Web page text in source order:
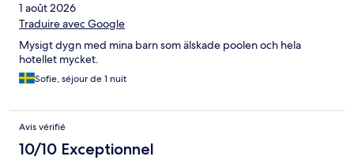
1 août 2026
Traduire avec Google
Mysigt dygn med mina barn som älskade poolen och hela
hotellet mycket.
Sofie, séjour de 1 nuit
Avis vérifié
10/10 Exceptionnel